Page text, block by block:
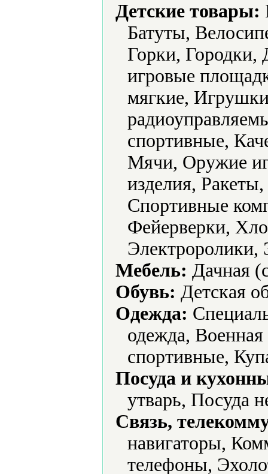
Детские товары:
Батуты,
Горки, Городки,
игровые
мягкие,
спортивные,
Мячи, Оружие
изделия,
Спортивные
Фейерверки,
Электроролики,
Мебель: Дачная
Обувь: Детская
Одежда:
одежда,
спортивные,
Посуда и
утварь, Посуда
Связь,
навигаторы,
телефоны,